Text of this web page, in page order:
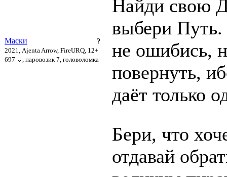
?
Маски
2021, Ajenta Arrow, FireURQ, 12+
697 ⇓ , паровозик 7, головоломка
Найди свою
выбери
не ошибись,
повернуть,
даёт только
Бери, что
отдавай